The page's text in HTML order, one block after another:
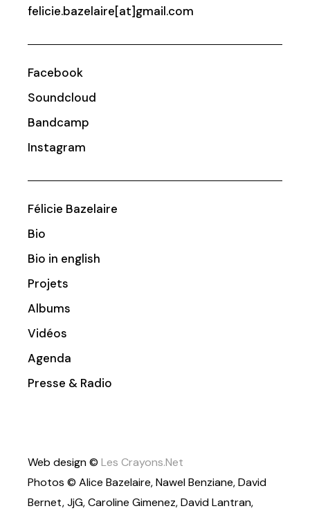
felicie.bazelaire[at]gmail.com
Facebook
Soundcloud
Bandcamp
Instagram
Félicie Bazelaire
Bio
Bio in english
Projets
Albums
Vidéos
Agenda
Presse & Radio
Web design ©Les Crayons.Net
Photos © Alice Bazelaire, Nawel Benziane, David
Bernet, JjG, Caroline Gimenez, David Lantran,